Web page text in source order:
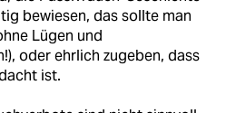
bewiesen, das sollte man
Lügen und
oder ehrlich zugeben, dass
ist.